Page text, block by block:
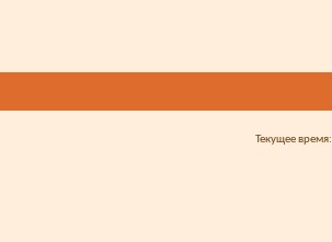
Текущее время: